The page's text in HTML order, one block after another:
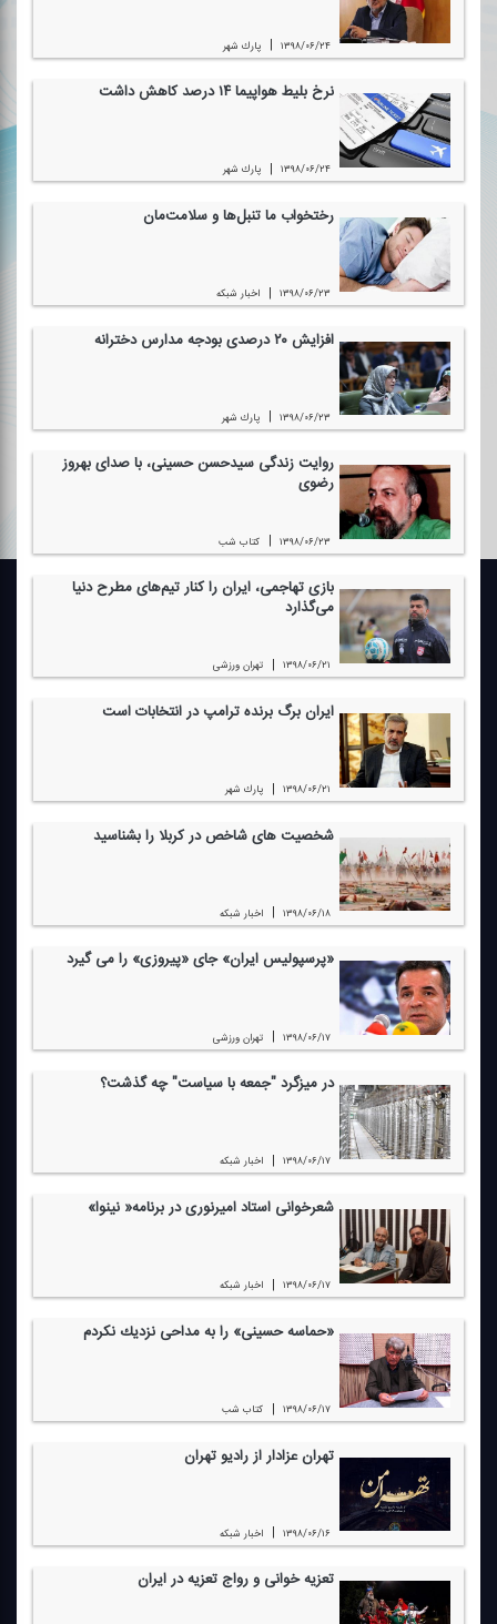
۱۳۹۸/۰۶/۲۴ | پارك شهر
نرخ بلیط هواپیما ۱۴ درصد كاهش داشت
۱۳۹۸/۰۶/۲۴ | پارك شهر
رختخواب ما تنبل‌ها و سلامت‌مان
۱۳۹۸/۰۶/۲۳ | اخبار شبكه
افزایش ۲۰ درصدی بودجه مدارس دخترانه
۱۳۹۸/۰۶/۲۳ | پارك شهر
روایت زندگی سیدحسن حسینی، با صدای بهروز
رضوی
۱۳۹۸/۰۶/۲۳ | كتاب شب
بازی تهاجمی، ایران را كنار تیم‌های مطرح دنیا
می‌گذارد
۱۳۹۸/۰۶/۲۱ | تهران ورزشی
ایران برگ برنده ترامپ در انتخابات است
۱۳۹۸/۰۶/۲۱ | پارك شهر
شخصیت های شاخص در كربلا را بشناسید
۱۳۹۸/۰۶/۱۸ | اخبار شبكه
«پرسپولیس ایران» جای «پیروزی» را می گیرد
۱۳۹۸/۰۶/۱۷ | تهران ورزشی
در میزگرد "جمعه با سیاست" چه گذشت؟
۱۳۹۸/۰۶/۱۷ | اخبار شبكه
شعرخوانی استاد امیرنوری در برنامه« نینوا»
۱۳۹۸/۰۶/۱۷ | اخبار شبكه
«حماسه حسینی» را به مداحی نزدیك نكردم
۱۳۹۸/۰۶/۱۷ | كتاب شب
تهران عزادار از رادیو تهران
۱۳۹۸/۰۶/۱۶ | اخبار شبكه
تعزیه خوانی و رواج تعزیه در ایران